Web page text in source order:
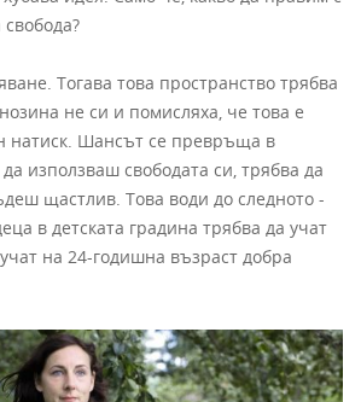
Тогава това пространство трябва
не си и помисляха, че това е
натиск. Шансът се превръща в
използваш свободата си, трябва да
щастлив. Това води до следното -
в детската градина трябва да учат
на 24-годишна възраст добра